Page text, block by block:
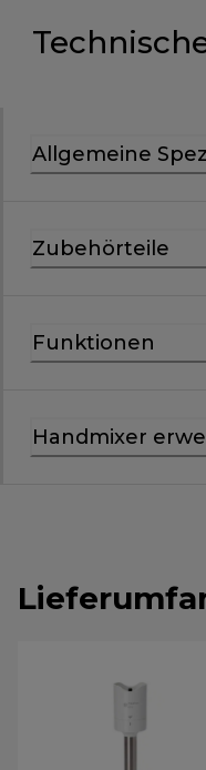
Allgemeine
Zubehörteile
Funktionen
Handmixer